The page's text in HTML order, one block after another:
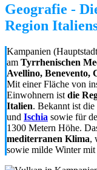
Geografie -
Region
Kampanien
am Tyrrhenischen
Avellino, Benevento,
Mit einer Fläche von
Einwohnern ist die
Italien. Bekannt ist
und Ischia sowie für
1300 Metern Höhe.
mediterranen Klima,
sowie milde Winter